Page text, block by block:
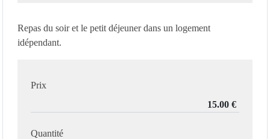
Repas du soir et le petit déjeuner dans un logement
idépendant.
Prix
Quantité